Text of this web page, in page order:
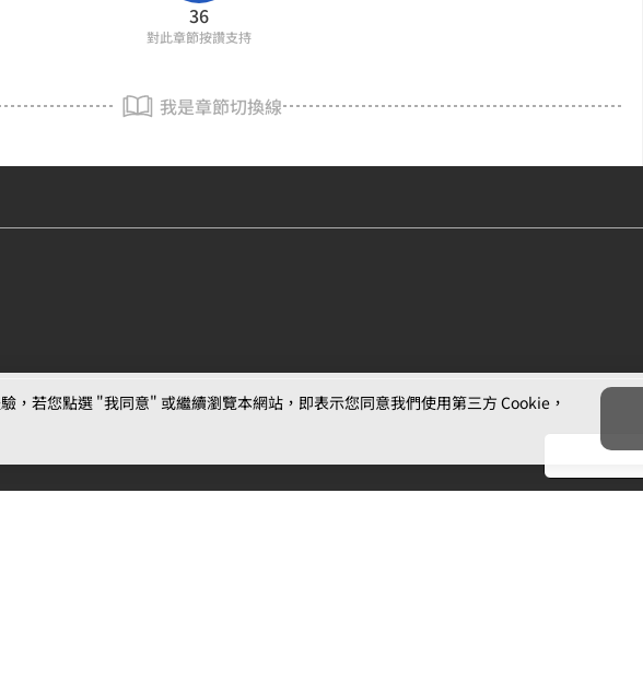
36
對此章節按讚支持
我是章節切換線
，若您點選 "我同意" 或繼續瀏覽本網站，即表示您同意我們使用第三方 Cookie，